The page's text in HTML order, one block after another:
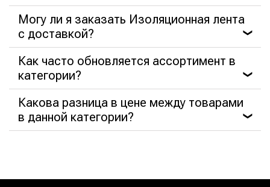
Могу ли я заказать Изоляционная лента
с доставкой?
❯
Как часто обновляется ассортимент в
категории?
❯
Какова разница в цене между товарами
в данной категории?
❯